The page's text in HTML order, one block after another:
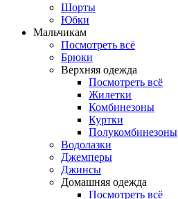
Шорты
Юбки
Мальчикам
Посмотреть всё
Брюки
Верхняя одежда
Посмотреть всё
Жилетки
Комбинезоны
Куртки
Полукомбинезоны
Водолазки
Джемперы
Джинсы
Домашняя одежда
Посмотреть всё